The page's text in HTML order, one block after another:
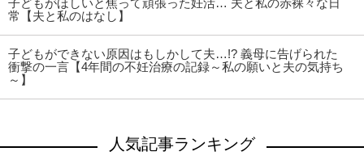
子どもがほしいと焦って頑張った妊活… 夫と私の赤裸々な日
常【夫と私のはなし】
子どもができない原因はもしかして夫…!? 義母に告げられた
衝撃の一言【4年間の不妊治療の記録～私の願いと夫の気持ち
～】
人気記事ランキング